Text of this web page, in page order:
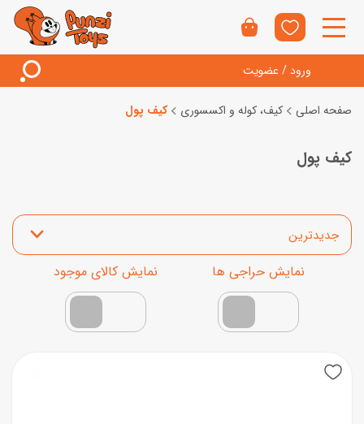
ورود / عضویت
صفحه اصلی کیف، کوله و اکسسوری کیف پول
کیف پول
مرتب‌سازی محصولات